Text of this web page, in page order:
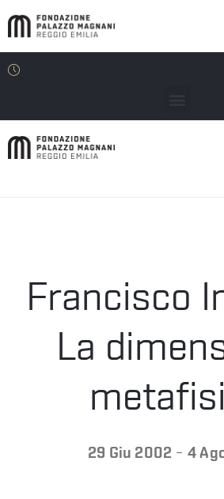
Francisco
La
29 Giu 2002 - 4